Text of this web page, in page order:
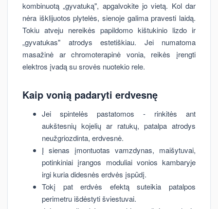
kombinuotą „gyvatuką", apgalvokite jo vietą. Kol dar
nėra išklijuotos plytelės, sienoje galima pravesti laidą.
Tokiu atveju nereikės papildomo kištukinio lizdo ir
„gyvatukas" atrodys estetiškiau. Jei numatoma
masažinė ar chromoterapinė vonia, reikės įrengti
elektros įvadą su srovės nuotekio rele.
Kaip vonią padaryti erdvesnę
Jei spintelės pastatomos - rinkitės ant
aukštesnių kojelių ar ratukų, patalpa atrodys
neužgriozdinta, erdvesnė.
Į sienas įmontuotas vamzdynas, maišytuvai,
potinkiniai įrangos moduliai vonios kambaryje
irgi kuria didesnės erdvės įspūdį.
Tokį pat erdvės efektą suteikia patalpos
perimetru išdėstyti šviestuvai.